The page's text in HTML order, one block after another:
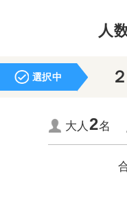
人
選択中
大人2名